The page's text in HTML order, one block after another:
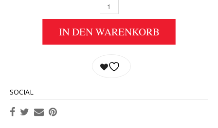
CD BEATLES THINGS AUDIO 409 QUANTITY
IN DEN WARENKORB
SOCIAL